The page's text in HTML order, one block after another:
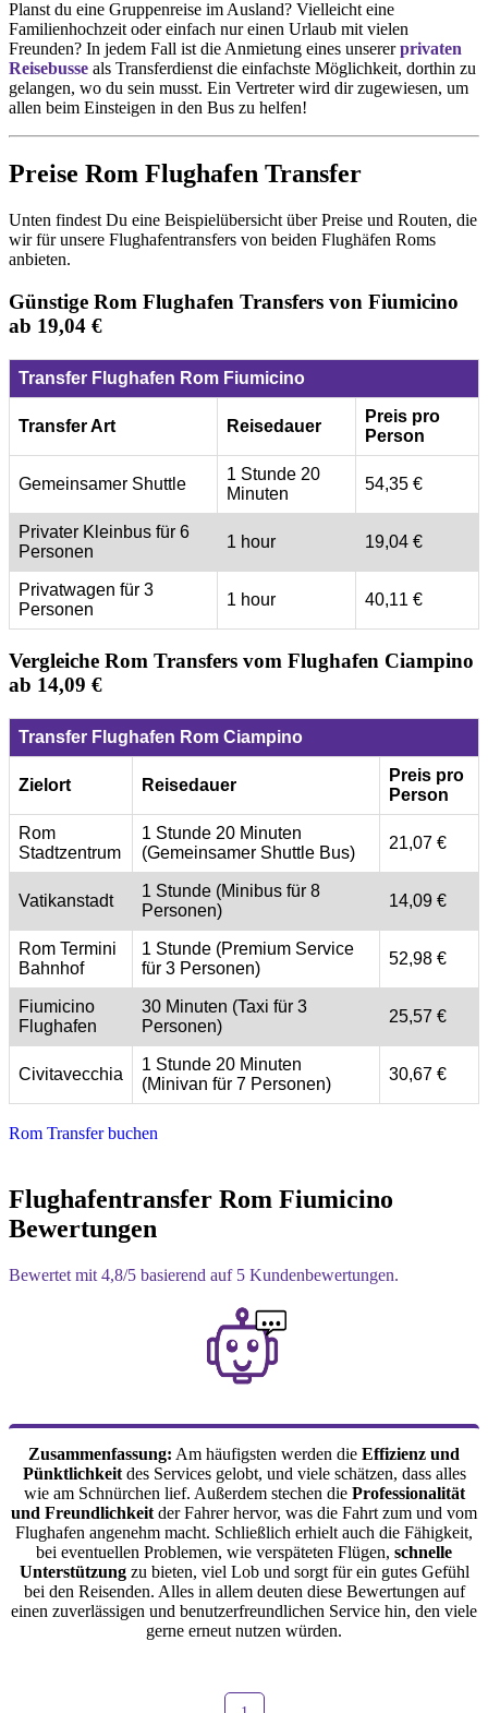
Planst du eine Gruppenreise im Ausland? Vielleicht eine
Familienhochzeit oder einfach nur einen Urlaub mit vielen
Freunden? In jedem Fall ist die Anmietung eines unsererprivaten
Reisebusse als Transferdienst die einfachste Möglichkeit, dorthin zu
gelangen, wo du sein musst. Ein Vertreter wird dir zugewiesen, um
allen beim Einsteigen in den Bus zu helfen!
Preise Rom Flughafen Transfer
Unten findest Du eine Beispielübersicht über Preise und Routen, die
wir für unsere Flughafentransfers von beiden Flughäfen Roms
anbieten.
Günstige Rom Flughafen Transfers von Fiumicino
ab 19,04 €
Transfer Flughafen Rom Fiumicino
Transfer Art Reisedauer
Preis pro
Person
Gemeinsamer Shuttle
1 Stunde 20
Minuten
54,35 €
Privater Kleinbus für 6
Personen
1 hour 19,04 €
Privatwagen für 3
Personen
1 hour 40,11 €
Vergleiche Rom Transfers vom Flughafen Ciampino
ab 14,09 €
Transfer Flughafen Rom Ciampino
Zielort Reisedauer
Preis pro
Person
Rom
Stadtzentrum
1 Stunde 20 Minuten
(Gemeinsamer Shuttle Bus)
21,07 €
Vatikanstadt
1 Stunde (Minibus für 8
Personen)
14,09 €
Rom Termini
Bahnhof
1 Stunde (Premium Service
für 3 Personen)
52,98 €
Fiumicino
Flughafen
30 Minuten (Taxi für 3
Personen)
25,57 €
Civitavecchia
1 Stunde 20 Minuten
(Minivan für 7 Personen)
30,67 €
Rom Transfer buchen
Flughafentransfer Rom Fiumicino
Bewertungen
Bewertet mit 4,8/5 basierend auf 5 Kundenbewertungen.
Zusammenfassung: Am häufigsten werden die Effizienz und
Pünktlichkeitdes Services gelobt, und viele schätzen, dass alles
wie am Schnürchen lief. Außerdem stechen die Professionalität
und Freundlichkeit der Fahrer hervor, was die Fahrt zum und vom
Flughafen angenehm macht. Schließlich erhielt auch die Fähigkeit,
bei eventuellen Problemen, wie verspäteten Flügen, schnelle
Unterstützungzu bieten, viel Lob und sorgt für ein gutes Gefühl
bei den Reisenden. Alles in allem deuten diese Bewertungen auf
einen zuverlässigen und benutzerfreundlichen Service hin, den viele
gerne erneut nutzen würden.